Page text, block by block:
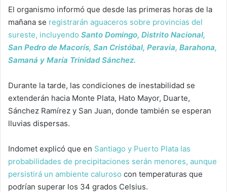
El organismo informó que desde las primeras horas de la
mañana se registrarán aguaceros sobre provincias del
sureste, incluyendo Santo Domingo, Distrito Nacional,
San Pedro de Macorís, San Cristóbal, Peravia, Barahona,
Samaná y María Trinidad Sánchez.
Durante la tarde, las condiciones de inestabilidad se
extenderán hacia Monte Plata, Hato Mayor, Duarte,
Sánchez Ramírez y San Juan, donde también se esperan
lluvias dispersas.
Indomet explicó que en Santiago y Puerto Plata las
probabilidades de precipitaciones serán menores, aunque
persistirá un ambiente caluroso con temperaturas que
podrían superar los 34 grados Celsius.